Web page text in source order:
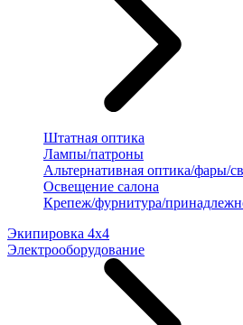
Штатная оптика
Лампы/патроны
Альтернативная оптика/фары/
Освещение салона
Крепеж/фурнитура/
Экипировка 4х4
Электрооборудование